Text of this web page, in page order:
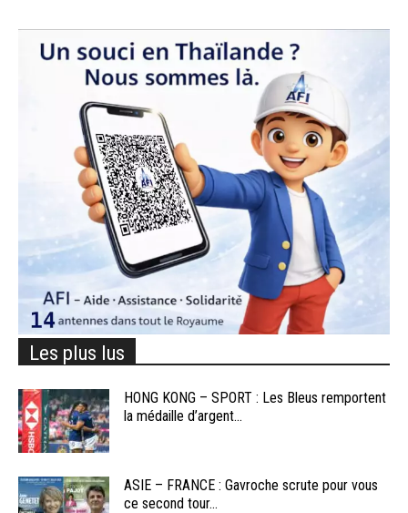
Les plus lus
HONG KONG – SPORT : Les Bleus remportent
la médaille d’argent...
ASIE – FRANCE : Gavroche scrute pour vous
ce second tour...